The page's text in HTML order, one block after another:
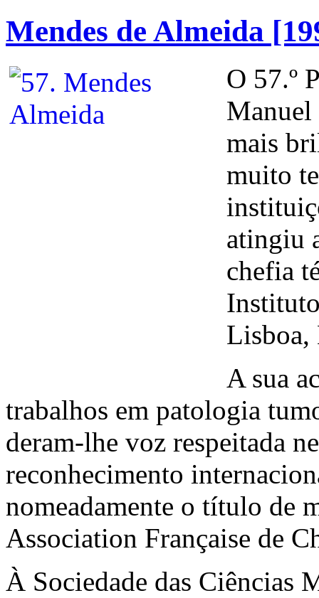
Mendes de Almeida
O 57.º
Manuel
mais
muito
atingiu
chefia
Lisboa,
A sua
trabalhos em patologia
deram-lhe voz respeitada
reconhecimento
nomeadamente o título de
Association Française de
À Sociedade das Ciências